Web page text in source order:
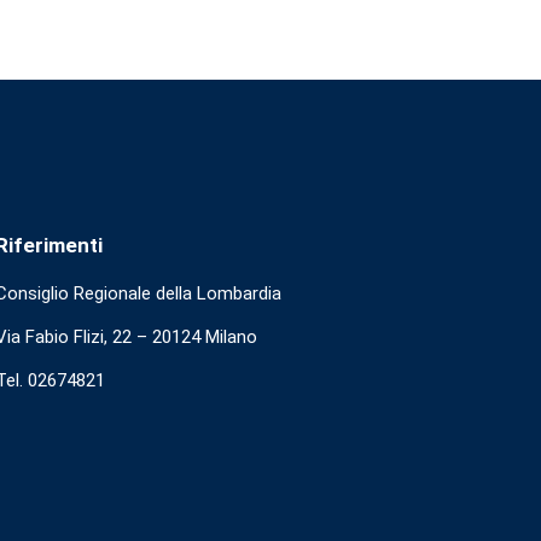
Regionale della Lombardia
Fabio Flizi, 22 – 20124 Milano
02674821